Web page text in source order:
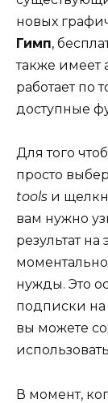
новых
Гимп,
также имеет
работает по
доступные
Для того
просто
tools и
вам нужно
результат на
нужды. Это
подписки на
вы можете
В момент,